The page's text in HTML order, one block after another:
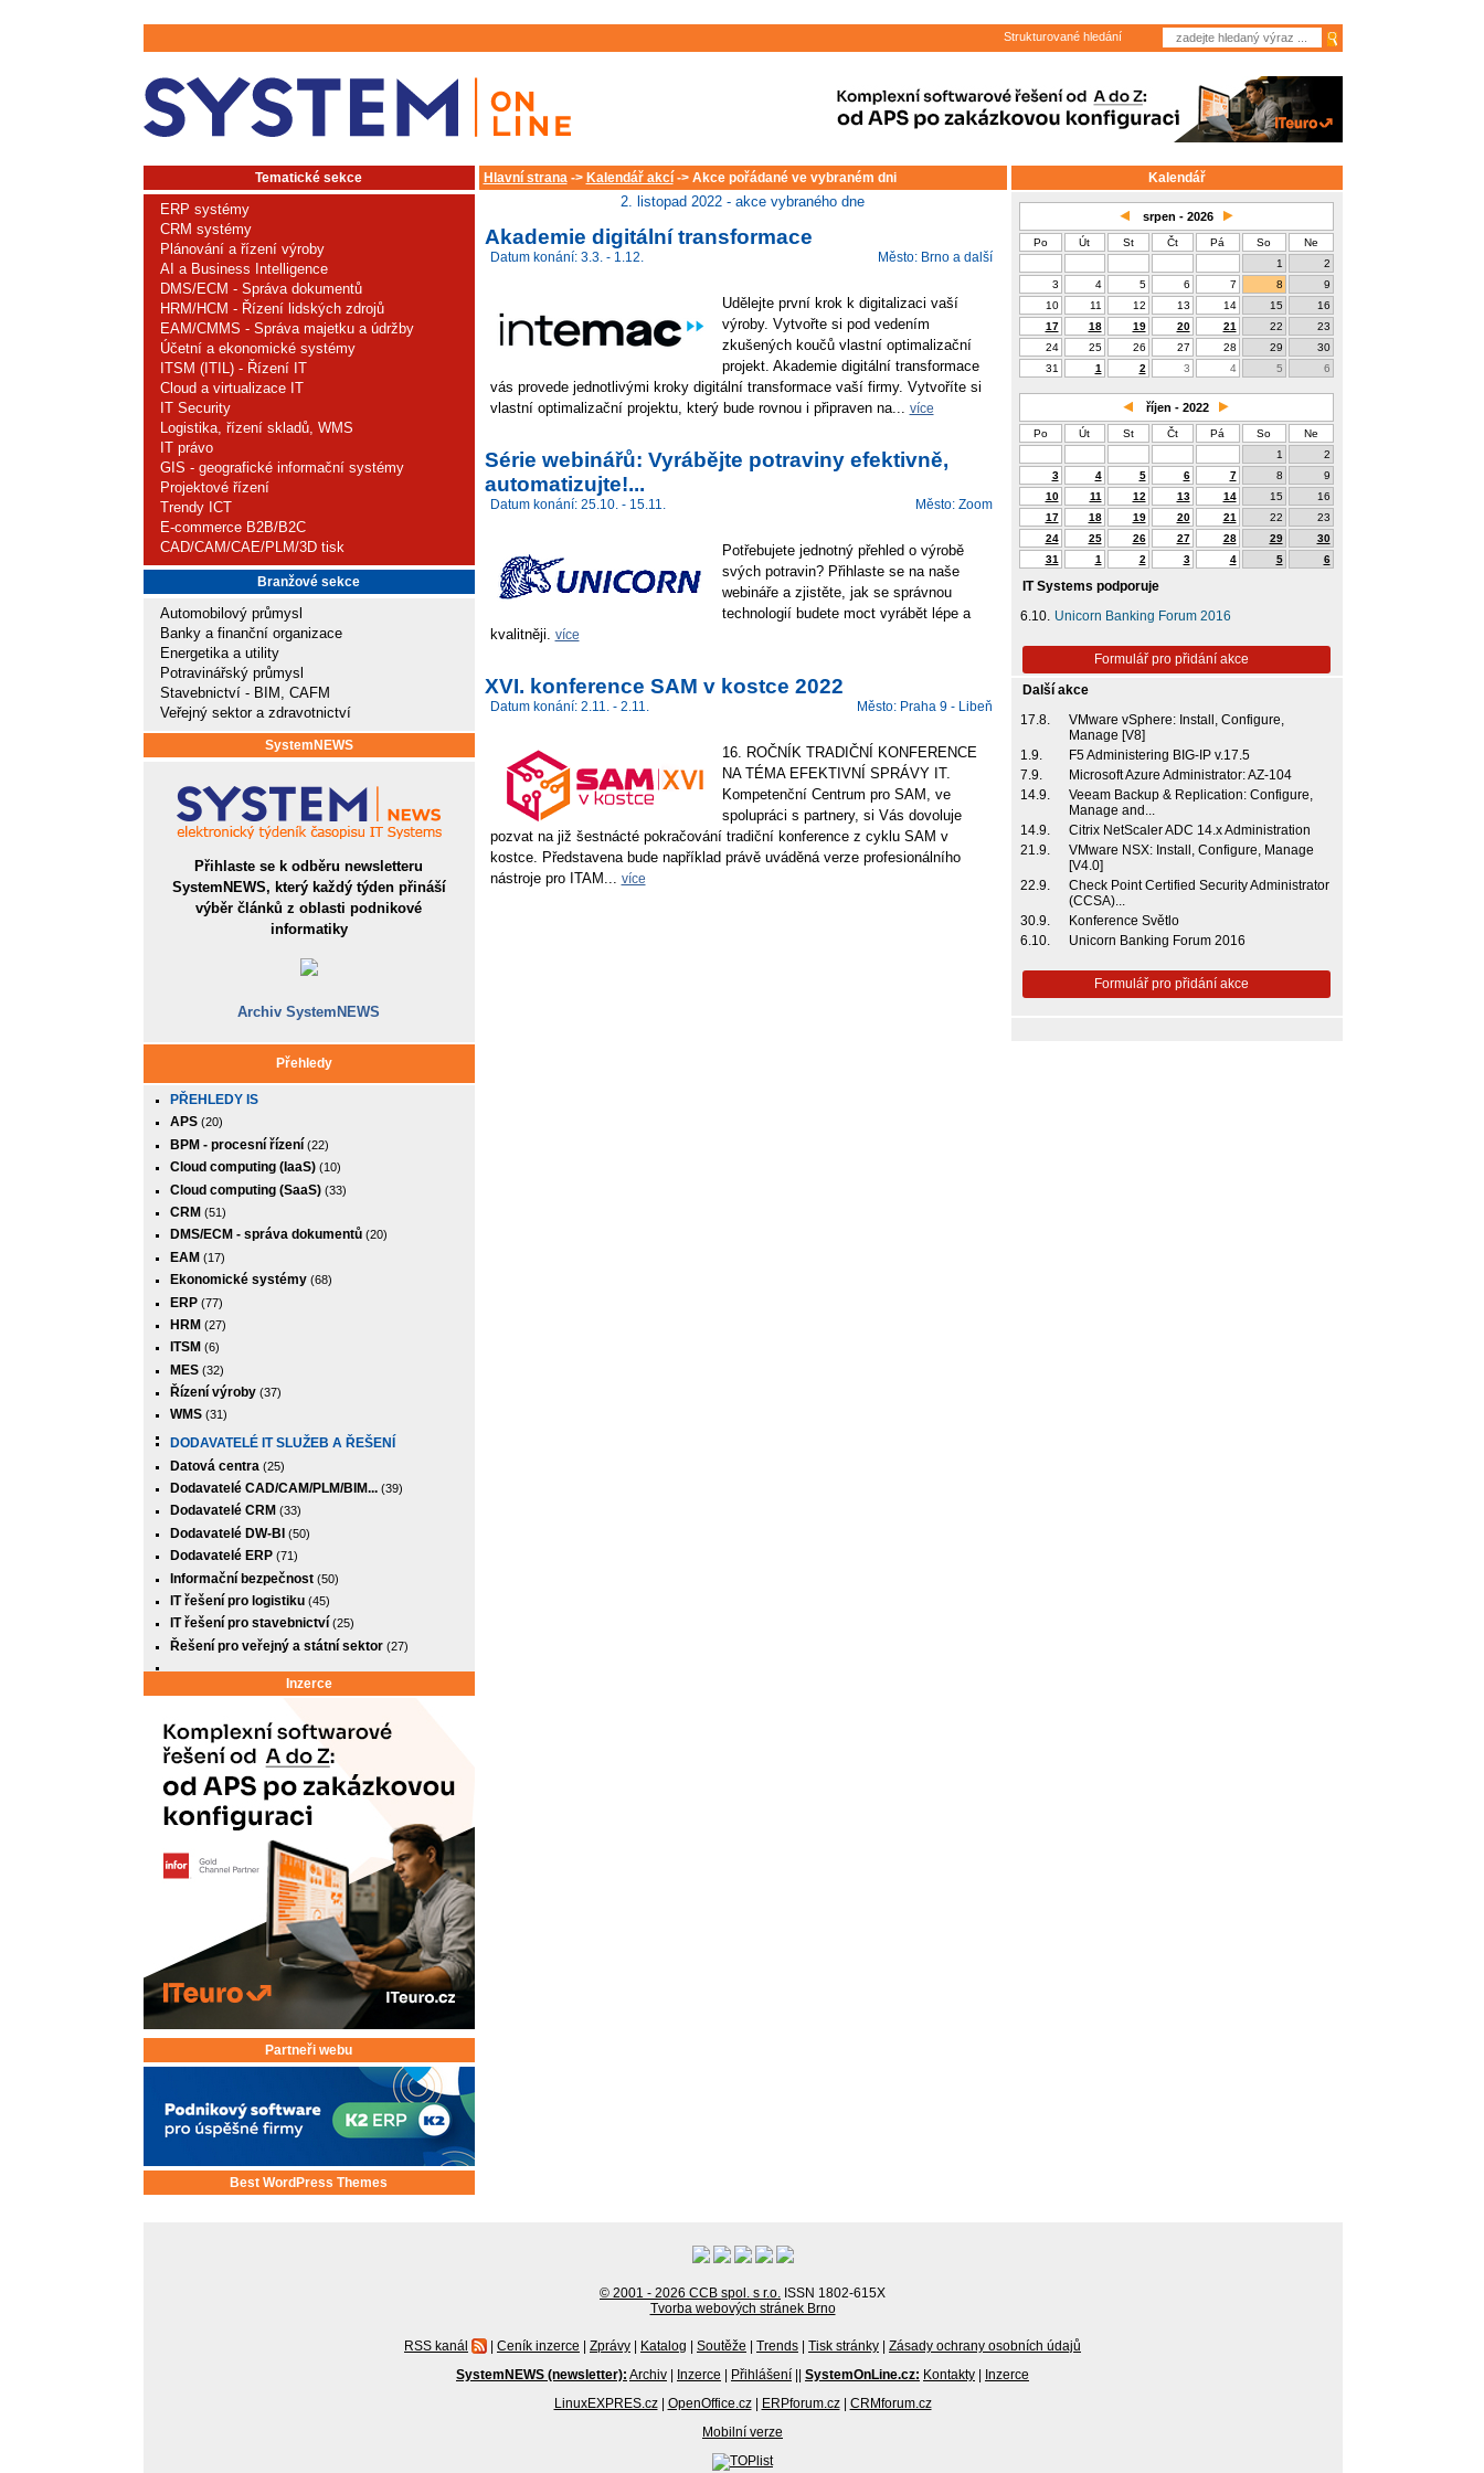
Strukturované hledání
Tematické sekce
ERP systémy
CRM systémy
Plánování a řízení výroby
AI a Business Intelligence
DMS/ECM - Správa dokumentů
HRM/HCM - Řízení lidských zdrojů
EAM/CMMS - Správa majetku a údržby
Účetní a ekonomické systémy
ITSM (ITIL) - Řízení IT
Cloud a virtualizace IT
IT Security
Logistika, řízení skladů, WMS
IT právo
GIS - geografické informační systémy
Projektové řízení
Trendy ICT
E-commerce B2B/B2C
CAD/CAM/CAE/PLM/3D tisk
Branžové sekce
Automobilový průmysl
Banky a finanční organizace
Energetika a utility
Potravinářský průmysl
Stavebnictví - BIM, CAFM
Veřejný sektor a zdravotnictví
SystemNEWS
Přihlaste se k odběru newsletteru
SystemNEWS, který každý týden přináší
výběr článků z oblasti podnikové
informatiky
Archiv SystemNEWS
Přehledy
PŘEHLEDY IS
APS(20)
BPM - procesní řízení(22)
Cloud computing (IaaS)(10)
Cloud computing (SaaS)(33)
CRM (51)
DMS/ECM - správa dokumentů(20)
EAM (17)
Ekonomické systémy(68)
ERP(77)
HRM (27)
ITSM (6)
MES(32)
Řízení výroby(37)
WMS(31)
DODAVATELÉ IT SLUŽEB A ŘEŠENÍ
Datová centra (25)
Dodavatelé CAD/CAM/PLM/BIM...(39)
Dodavatelé CRM (33)
Dodavatelé DW-BI (50)
Dodavatelé ERP(71)
Informační bezpečnost(50)
IT řešení pro logistiku(45)
IT řešení pro stavebnictví(25)
Řešení pro veřejný a státní sektor(27)
Inzerce
Partneři webu
Best WordPress Themes
Hlavní strana-> Kalendář akcí-> Akce pořádané ve vybraném dni
2. listopad 2022 - akce vybraného dne
Akademie digitální transformace
Datum konání: 3.3. - 1.12. Město: Brno a další
Udělejte první krok k digitalizaci vaší
výroby. Vytvořte si pod vedením
zkušených koučů vlastní optimalizační
projekt. Akademie digitální transformace
vás provede jednotlivými kroky digitální transformace vaší firmy. Vytvoříte si
vlastní optimalizační projektu, který bude rovnou i připraven na... více
Série webinářů: Vyrábějte potraviny efektivně,
automatizujte!...
Datum konání: 25.10. - 15.11. Město: Zoom
Potřebujete jednotný přehled o výrobě
svých potravin? Přihlaste se na naše
webináře a zjistěte, jak se správnou
technologií budete moct vyrábět lépe a
kvalitněji. více
XVI. konference SAM v kostce 2022
Datum konání: 2.11. - 2.11. Město: Praha 9 - Libeň
16. ROČNÍK TRADIČNÍ KONFERENCE
NA TÉMA EFEKTIVNÍ SPRÁVY IT.
Kompetenční Centrum pro SAM, ve
spolupráci s partnery, si Vás dovoluje
pozvat na již šestnácté pokračování tradiční konference z cyklu SAM v
kostce. Představena bude například právě uváděná verze profesionálního
nástroje pro ITAM... více
Kalendář
srpen - 2026
Po Út St Čt Pá So
Ne
1
2
3
4 5 6 7 8
9
10
11 12 13 14 15
16
17
18 19 20 21 22
23
24
25 26 27 28 29
30
31
1 2 3 4 5 6
říjen - 2022
Po Út St Čt Pá So
Ne
1
2
3
4 5 6 7 8
9
10
11 12 13 14 15
16
17
18 19 20 21 22
23
24
25 26 27 28 29
30
31
1 2 3 4 5 6
IT Systems podporuje
6.10. Unicorn Banking Forum 2016
Formulář pro přidání akce
Další akce
17.8.
VMware vSphere: Install, Configure,
Manage [V8]
1.9.
F5 Administering BIG-IP v.17.5
7.9.
Microsoft Azure Administrator: AZ-104
14.9.
Veeam Backup & Replication: Configure,
Manage and...
14.9.
Citrix NetScaler ADC 14.x Administration
21.9.
VMware NSX: Install, Configure, Manage
[V4.0]
22.9.
Check Point Certified Security Administrator
(CCSA)...
30.9.
Konference Světlo
6.10.
Unicorn Banking Forum 2016
Formulář pro přidání akce
© 2001 - 2026 CCB spol. s r.o. ISSN 1802-615X
Tvorba webových stránek Brno
RSS kanál | Ceník inzerce | Zprávy | Katalog | Soutěže | Trends | Tisk stránky | Zásady ochrany osobních údajů
SystemNEWS (newsletter): Archiv | Inzerce | Přihlášení || SystemOnLine.cz: Kontakty | Inzerce
LinuxEXPRES.cz | OpenOffice.cz | ERPforum.cz | CRMforum.cz
Mobilní verze